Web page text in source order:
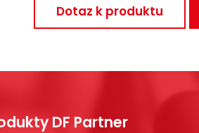
Dotaz k produktu
DF Partner